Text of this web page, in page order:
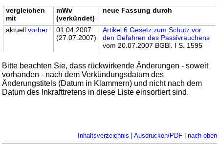
vergleichen
mit
mWv
(verkündet)
neue Fassung durch
aktuellvorher
01.04.2007
(27.07.2007)
Artikel 6 Gesetz zum Schutz vor
den Gefahren des Passivrauchens
vom 20.07.2007 BGBl. I S. 1595
Bitte beachten Sie, dass rückwirkende Änderungen - soweit
vorhanden - nach dem Verkündungsdatum des
Änderungstitels (Datum in Klammern) und nicht nach dem
Datum des Inkrafttretens in diese Liste einsortiert sind.
Inhaltsverzeichnis Ausdrucken/PDF| nach oben